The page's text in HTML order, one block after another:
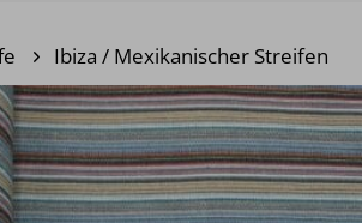
Ibiza / Mexikanischer Streifen